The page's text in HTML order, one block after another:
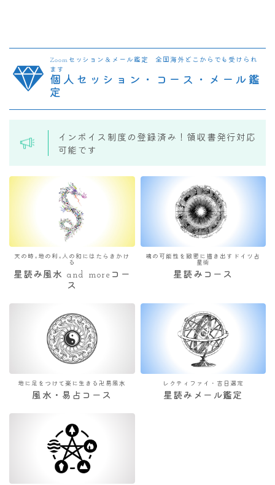
Zoomセッション＆メール鑑定 全国海外どこからでも受けられ
ます
個人セッション・コース・メール鑑
定
インボイス制度の登録済み！領収書発行対応
可能です
天の時×地の利×人の和にはたらきかけ
る
星読み風水 and moreコー
ス
魂の可能性を緻密に描き出すドイツ占
星術
星読みコース
地に足をつけて楽に生きる卍易風水
風水・易占コース
レクティファイ・吉日選定
星読みメール鑑定